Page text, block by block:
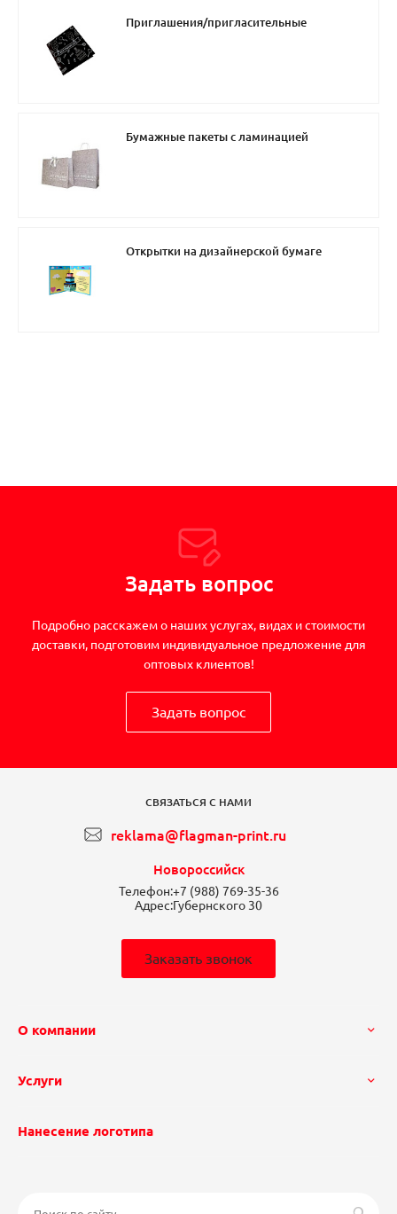
Приглашения/пригласительные
Бумажные пакеты с ламинацией
Открытки на дизайнерской бумаге
Задать вопрос
Подробно расскажем о наших услугах, видах и стоимости
доставки, подготовим индивидуальное предложение для
оптовых клиентов!
Задать вопрос
СВЯЗАТЬСЯ С НАМИ
reklama@flagman-print.ru
Новороссийск
Телефон:+7 (988) 769-35-36
Адрес:Губернского 30
Заказать звонок
О компании
Услуги
Нанесение логотипа